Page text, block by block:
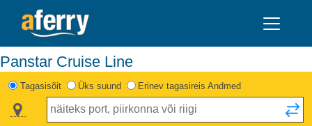
Panstar Cruise Line
Tagasisõit Üks suund Erinev tagasireis Andmed